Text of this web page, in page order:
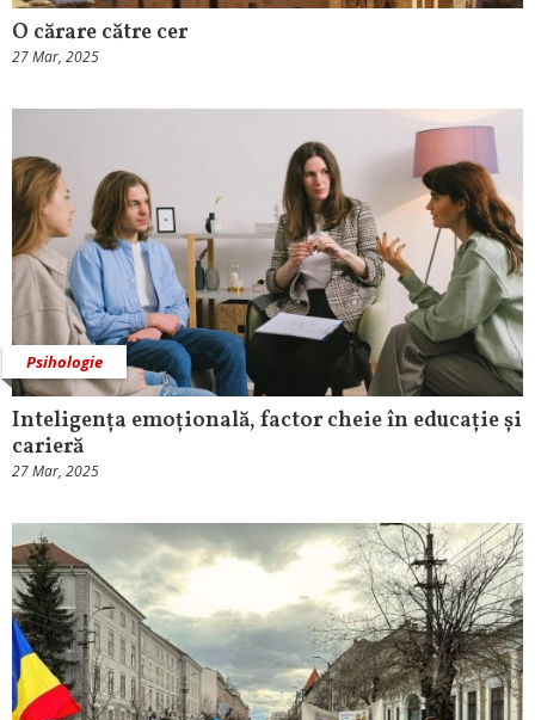
O cărare către cer
27 Mar, 2025
Psihologie
Inteligența emoțională, factor cheie în educație și
carieră
27 Mar, 2025